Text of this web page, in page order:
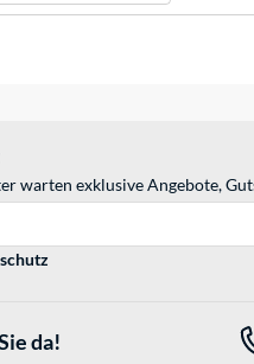
warten exklusive Angebote,
da!